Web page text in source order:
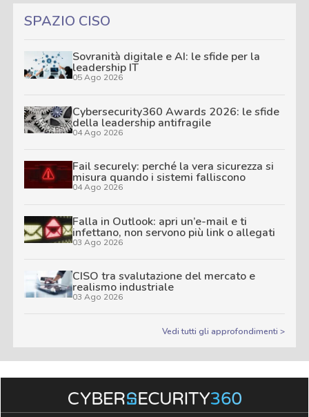
SPAZIO CISO
Sovranità digitale e AI: le sfide per la
leadership IT
05 Ago 2026
Cybersecurity360 Awards 2026: le sfide
della leadership antifragile
04 Ago 2026
Fail securely: perché la vera sicurezza si
misura quando i sistemi falliscono
04 Ago 2026
Falla in Outlook: apri un’e-mail e ti
infettano, non servono più link o allegati
03 Ago 2026
CISO tra svalutazione del mercato e
realismo industriale
03 Ago 2026
Vedi tutti gli approfondimenti >